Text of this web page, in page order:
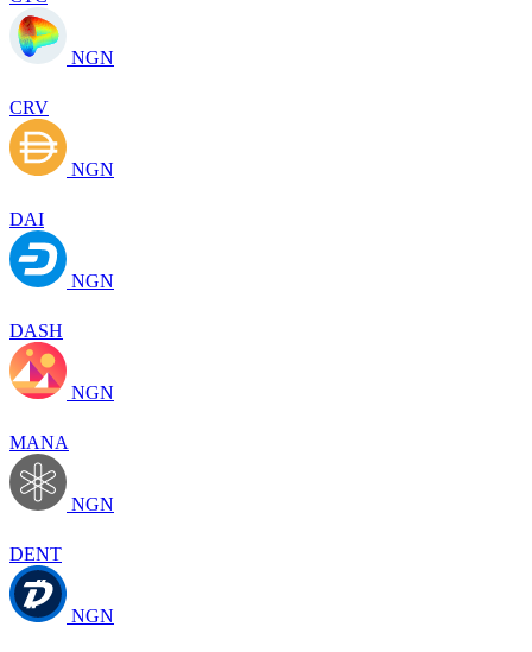
NGN
CRV
NGN
DAI
NGN
DASH
NGN
MANA
NGN
DENT
NGN